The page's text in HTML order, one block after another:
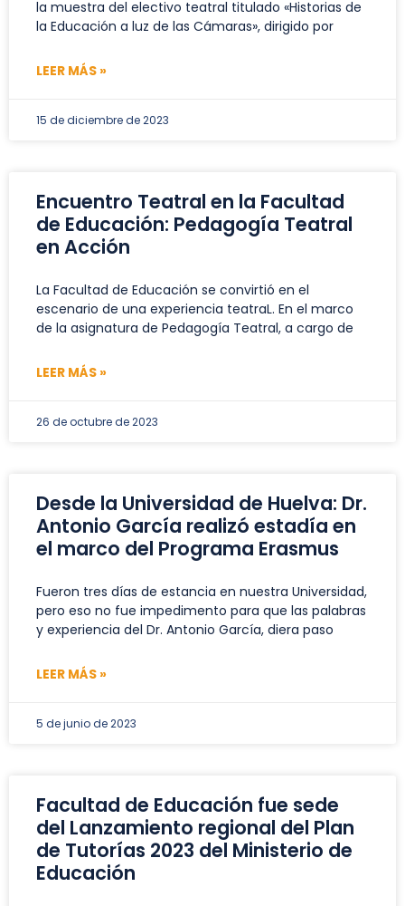
la muestra del electivo teatral titulado «Historias de
la Educación a luz de las Cámaras», dirigido por
LEER MÁS »
15 de diciembre de 2023
Encuentro Teatral en la Facultad
de Educación: Pedagogía Teatral
en Acción
La Facultad de Educación se convirtió en el
escenario de una experiencia teatraL. En el marco
de la asignatura de Pedagogía Teatral, a cargo de
LEER MÁS »
26 de octubre de 2023
Desde la Universidad de Huelva: Dr.
Antonio García realizó estadía en
el marco del Programa Erasmus
Fueron tres días de estancia en nuestra Universidad,
pero eso no fue impedimento para que las palabras
y experiencia del Dr. Antonio García, diera paso
LEER MÁS »
5 de junio de 2023
Facultad de Educación fue sede
del Lanzamiento regional del Plan
de Tutorías 2023 del Ministerio de
Educación